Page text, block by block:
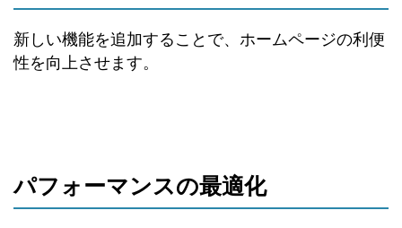
新しい機能を追加することで、ホームページの利便
性を向上させます。
パフォーマンスの最適化